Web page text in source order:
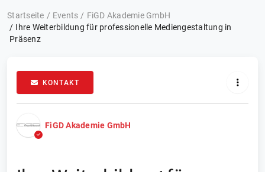
Startseite Events
FiGD Akademie GmbH
Ihre Weiterbildung für professionelle Mediengestaltung in
Präsenz
KONTAKT
FiGD Akademie GmbH